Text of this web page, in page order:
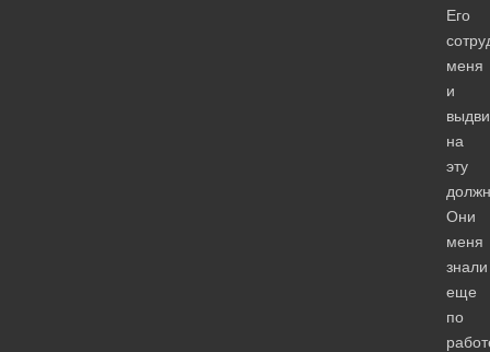
Его
меня
и
на
эту
Они
меня
знали
еще
по